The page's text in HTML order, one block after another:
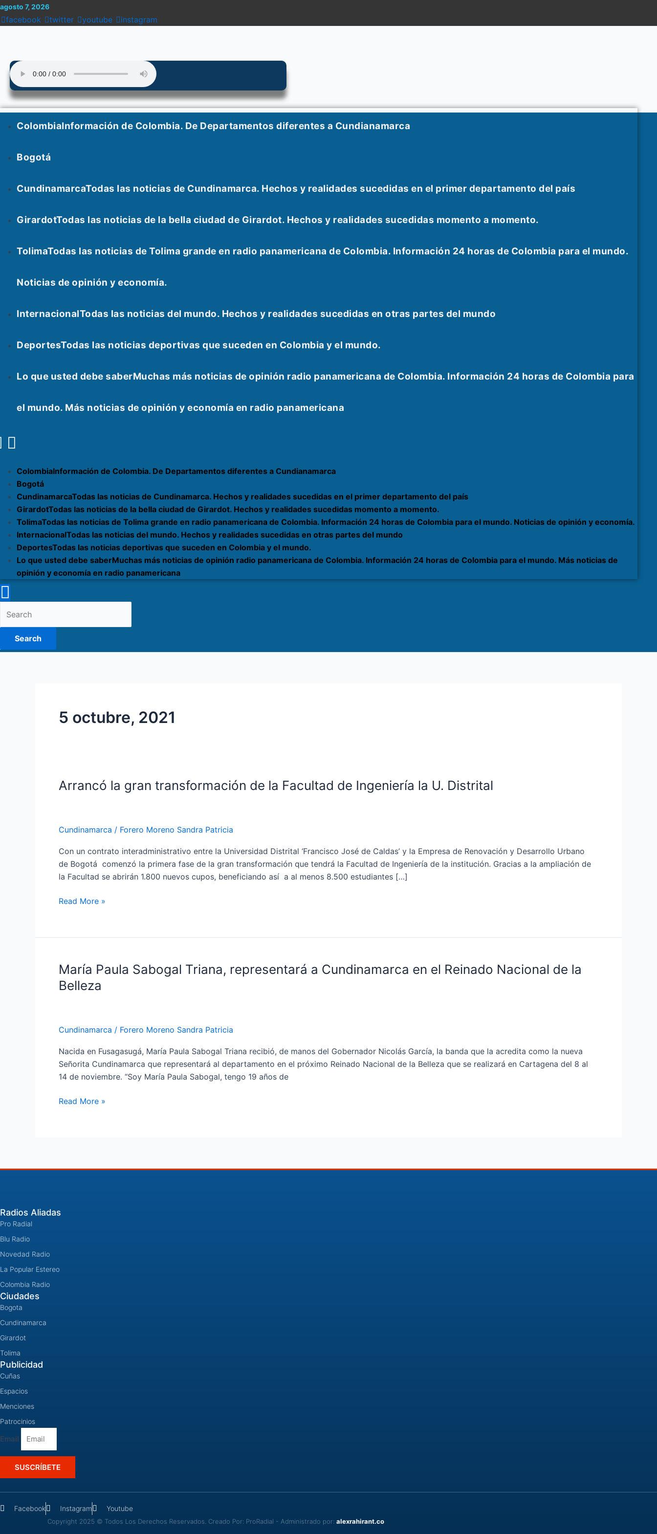
Ir
al
agosto 7, 2026
facebook twitter youtube instagram
ColombiaInformación de Colombia. De Departamentos diferentes a Cundianamarca
Bogotá
CundinamarcaTodas las noticias de Cundinamarca. Hechos y realidades sucedidas en el primer departamento del país
GirardotTodas las noticias de la bella ciudad de Girardot. Hechos y realidades sucedidas momento a momento.
TolimaTodas las noticias de Tolima grande en radio panamericana de Colombia. Información 24 horas de Colombia para el mundo.
Noticias de opinión y economía.
InternacionalTodas las noticias del mundo. Hechos y realidades sucedidas en otras partes del mundo
DeportesTodas las noticias deportivas que suceden en Colombia y el mundo.
Lo que usted debe saberMuchas más noticias de opinión radio panamericana de Colombia. Información 24 horas de Colombia para
el mundo. Más noticias de opinión y economía en radio panamericana
Menu
ColombiaInformación de Colombia. De Departamentos diferentes a Cundianamarca
Bogotá
CundinamarcaTodas las noticias de Cundinamarca. Hechos y realidades sucedidas en el primer departamento del país
GirardotTodas las noticias de la bella ciudad de Girardot. Hechos y realidades sucedidas momento a momento.
TolimaTodas las noticias de Tolima grande en radio panamericana de Colombia. Información 24 horas de Colombia para el mundo. Noticias de opinión y economía.
InternacionalTodas las noticias del mundo. Hechos y realidades sucedidas en otras partes del mundo
DeportesTodas las noticias deportivas que suceden en Colombia y el mundo.
Lo que usted debe saberMuchas más noticias de opinión radio panamericana de Colombia. Información 24 horas de Colombia para el mundo. Más noticias de
opinión y economía en radio panamericana
Enter
Keyword
Search
for:
Search
Search
5 octubre, 2021
Arrancó la gran transformación de la Facultad de Ingeniería la U. Distrital
Cundinamarca / Forero Moreno Sandra Patricia
Con un contrato interadministrativo entre la Universidad Distrital ‘Francisco José de Caldas’ y la Empresa de Renovación y Desarrollo Urbano
de Bogotá comenzó la primera fase de la gran transformación que tendrá la Facultad de Ingeniería de la institución. Gracias a la ampliación de
la Facultad se abrirán 1.800 nuevos cupos, beneficiando así a al menos 8.500 estudiantes […]
Arrancó
de
la
Facultad
de
la
Read More »
María Paula Sabogal Triana, representará a Cundinamarca en el Reinado Nacional de la
Belleza
Cundinamarca / Forero Moreno Sandra Patricia
Nacida en Fusagasugá, María Paula Sabogal Triana recibió, de manos del Gobernador Nicolás García, la banda que la acredita como la nueva
Señorita Cundinamarca que representará al departamento en el próximo Reinado Nacional de la Belleza que se realizará en Cartagena del 8 al
14 de noviembre. “Soy María Paula Sabogal, tengo 19 años de
María
Paula
Sabogal
a
en
el
Reinado
de
Read More »
Radios Aliadas
Pro Radial
Blu Radio
Novedad Radio
La Popular Estereo
Colombia Radio
Ciudades
Bogota
Cundinamarca
Girardot
Tolima
Publicidad
Cuñas
Espacios
Menciones
Patrocinios
Email
SUSCRÍBETE
Facebook Instagram Youtube
Copyright 2025 © Todos Los Derechos Reservados. Creado Por: ProRadial - Administrado por:alexrahirant.co